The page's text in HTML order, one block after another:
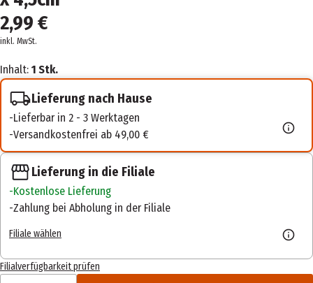
2,99 €
inkl. MwSt.
Inhalt: 1 Stk.
Lieferung nach Hause
Lieferbar in 2 - 3 Werktagen
Versandkostenfrei ab 49,00 €
Lieferung in die Filiale
Kostenlose Lieferung
Zahlung bei Abholung in der Filiale
Filiale wählen
Filialverfügbarkeit prüfen